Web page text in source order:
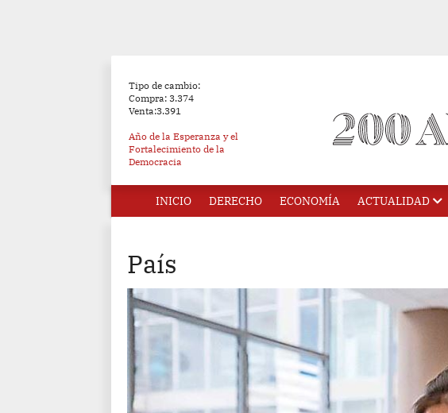
Tipo de cambio:
Compra: 3.374
Venta:3.391
Año de la Esperanza y el
Fortalecimiento de la
Democracia
INICIO DERECHO ECONOMÍA ACTUALIDAD
País